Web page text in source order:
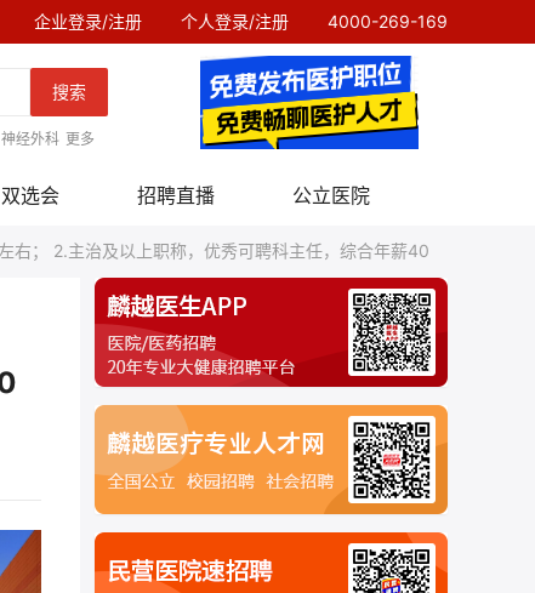
企业登录/注册 个人登录/注册 4000-269-169
搜索
神经外科 更多
双选会 招聘直播 公立医院
右； 2.主治及以上职称，优秀可聘科主任，综合年薪40